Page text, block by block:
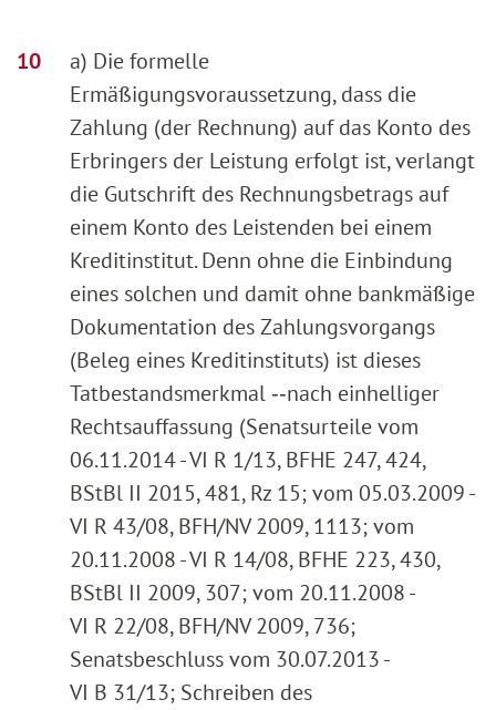
a) Die formelle
Ermäßigungsvoraussetzung, dass die
Zahlung (der Rechnung) auf das Konto des
Erbringers der Leistung erfolgt ist, verlangt
die Gutschrift des Rechnungsbetrags auf
einem Konto des Leistenden bei einem
Kreditinstitut. Denn ohne die Einbindung
eines solchen und damit ohne bankmäßige
Dokumentation des Zahlungsvorgangs
(Beleg eines Kreditinstituts) ist dieses
Tatbestandsmerkmal ‑‑nach einhelliger
Rechtsauffassung (Senatsurteile vom
06.11.2014 - VI R 1/13, BFHE 247, 424,
BStBl II 2015, 481, Rz 15; vom 05.03.2009 -
VI R 43/08, BFH/NV 2009, 1113; vom
20.11.2008 - VI R 14/08, BFHE 223, 430,
BStBl II 2009, 307; vom 20.11.2008 -
VI R 22/08, BFH/NV 2009, 736;
Senatsbeschluss vom 30.07.2013 -
VI B 31/13; Schreiben des